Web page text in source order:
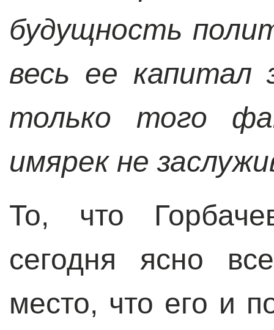
будущность
весь ее капитал
только того
имярек не
То, что
сегодня ясно
место, что его и